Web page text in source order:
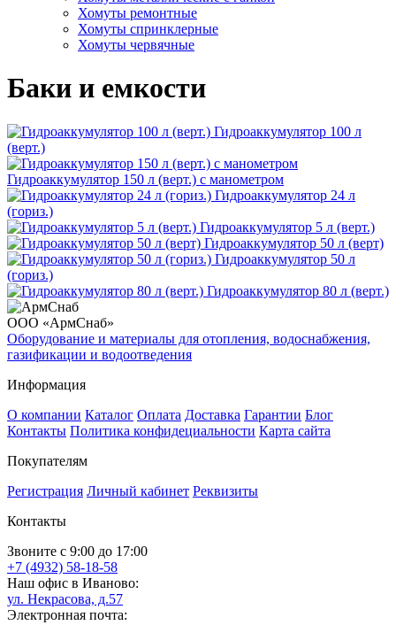
Хомуты ремонтные
Хомуты спринклерные
Хомуты червячные
Баки и емкости
Гидроаккумулятор 100 л
(верт.)
Гидроаккумулятор 150 л (верт.) с манометром
Гидроаккумулятор 24 л
(гориз.)
Гидроаккумулятор 5 л (верт.)
Гидроаккумулятор 50 л (верт)
Гидроаккумулятор 50 л
(гориз.)
Гидроаккумулятор 80 л (верт.)
ООО «АрмСнаб»
Оборудование и материалы для отопления, водоснабжения,
газификации и водоотведения
Информация
О компании Каталог Оплата Доставка Гарантии Блог
Контакты Политика конфидециальности Карта сайта
Покупателям
Регистрация Личный кабинет Реквизиты
Контакты
Звоните с 9:00 до 17:00
+7 (4932) 58-18-58
Наш офис в Иваново:
ул. Некрасова, д.57
Электронная почта: